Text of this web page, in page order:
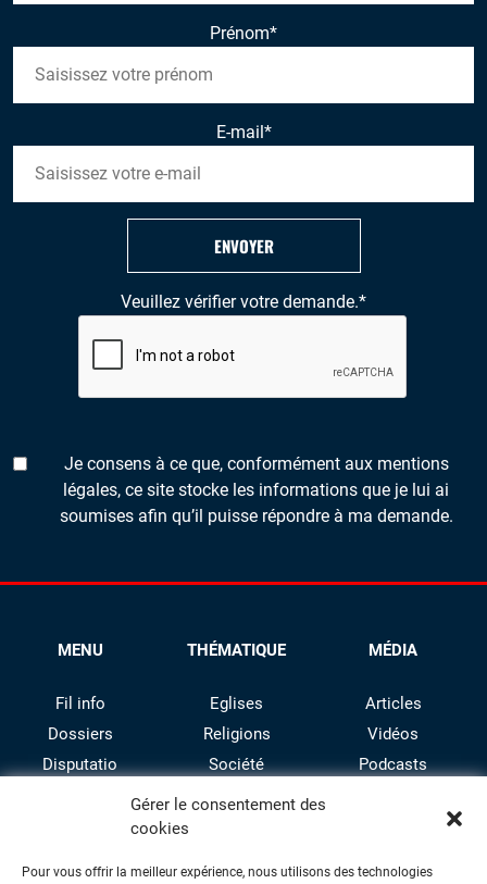
Gérer le consentement des
cookies
Pour vous offrir la meilleur expérience, nous utilisons des technologies
Prénom*
E-mail*
Veuillez vérifier votre demande.*
Je consens à ce que, conformément aux mentions
légales, ce site stocke les informations que je lui ai
soumises afin qu’il puisse répondre à ma demande.
ENVOYER
MENU
Fil info
Dossiers
Disputatio
THÉMATIQUE
Eglises
Religions
Société
Culture
MÉDIA
Articles
Vidéos
Podcasts